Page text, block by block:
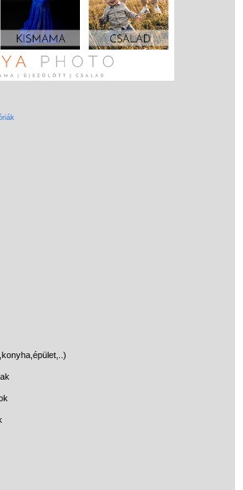
Miért vásárolj nálunk?
Akiket támogatunk
Garancia